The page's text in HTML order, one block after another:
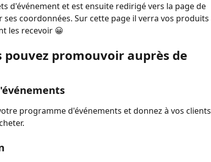
d'événement et est ensuite redirigé vers la page de
coordonnées. Sur cette page il verra vos produits
les recevoir 😀
pouvez promouvoir auprès de
programme d'événements et donnez à vos clients